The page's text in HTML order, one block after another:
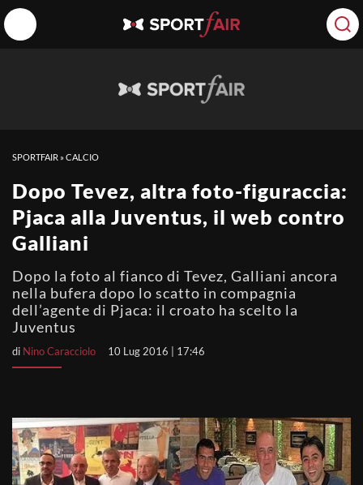
SPORTFAIR »CALCIO
Dopo Tevez, altra foto-figuraccia:
Pjaca alla Juventus, il web contro
Galliani
Dopo la foto al fianco di Tevez, Galliani ancora
nella bufera dopo lo scatto in compagnia
dell’agente di Pjaca: il croato ha scelto la
Juventus
di Nino Caracciolo 10 Lug 2016 | 17:46